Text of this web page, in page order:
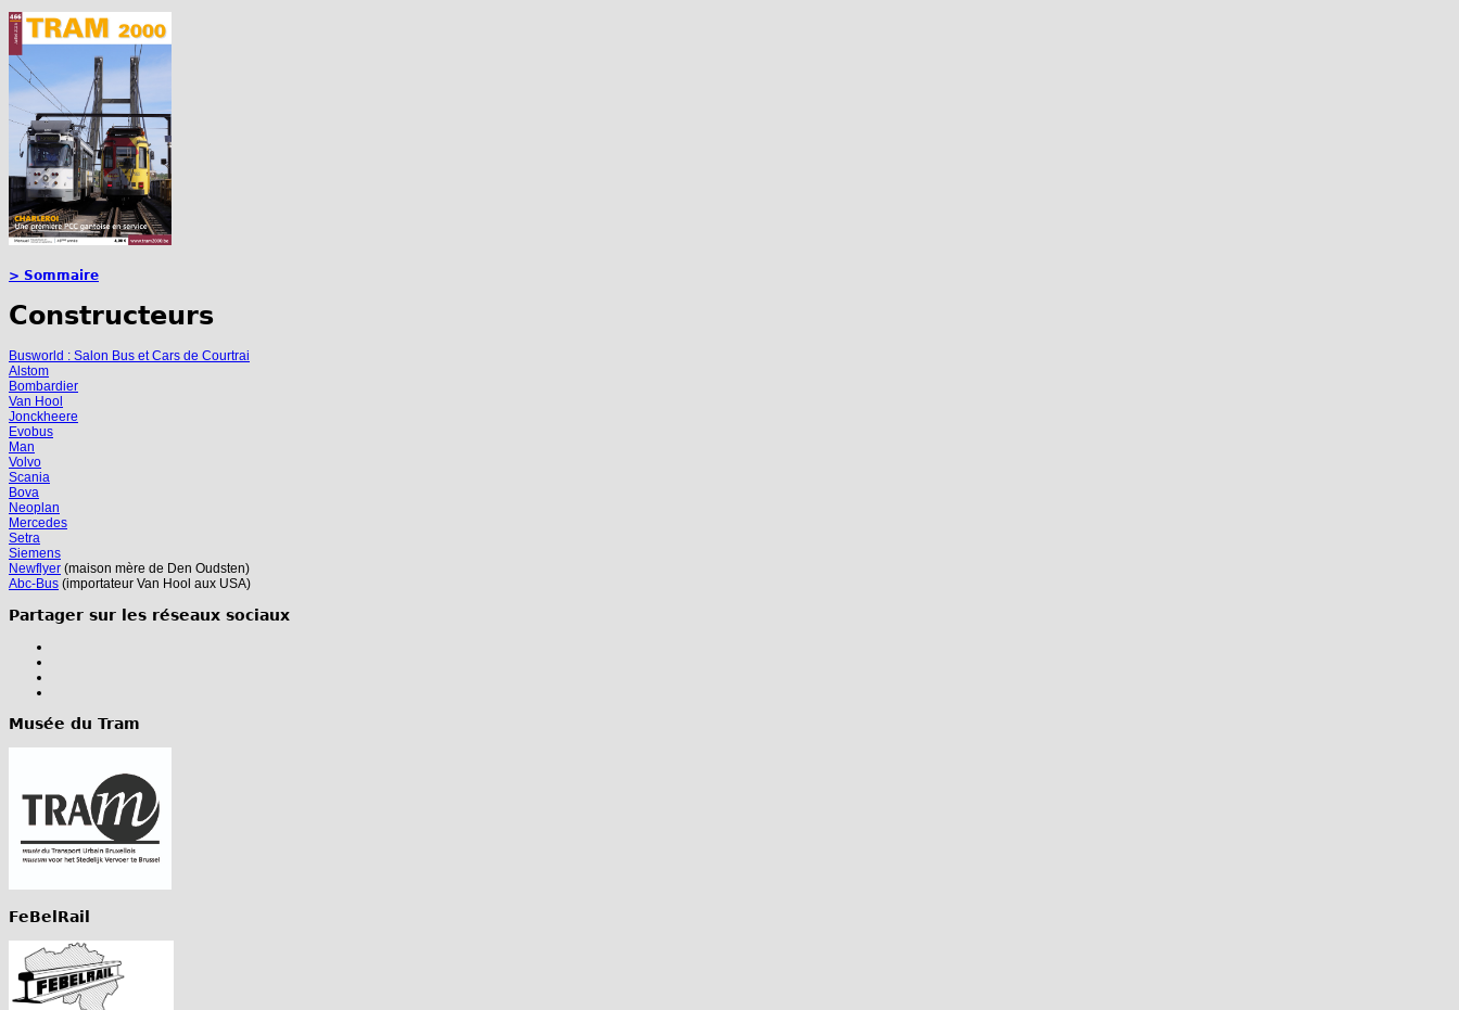
> Sommaire
Constructeurs
Busworld : Salon Bus et Cars de Courtrai
Alstom
Bombardier
Van Hool
Jonckheere
Evobus
Man
Volvo
Scania
Bova
Neoplan
Mercedes
Setra
Siemens
Newflyer (maison mère de Den Oudsten)
Abc-Bus (importateur Van Hool aux USA)
Partager sur les réseaux sociaux
Musée du Tram
FeBelRail